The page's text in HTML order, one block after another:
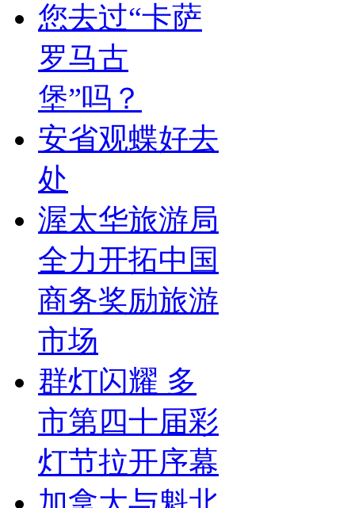
您去过“卡萨
罗马古
堡”吗？
安省观蝶好去
处
渥太华旅游局
全力开拓中国
商务奖励旅游
市场
群灯闪耀 多
市第四十届彩
灯节拉开序幕